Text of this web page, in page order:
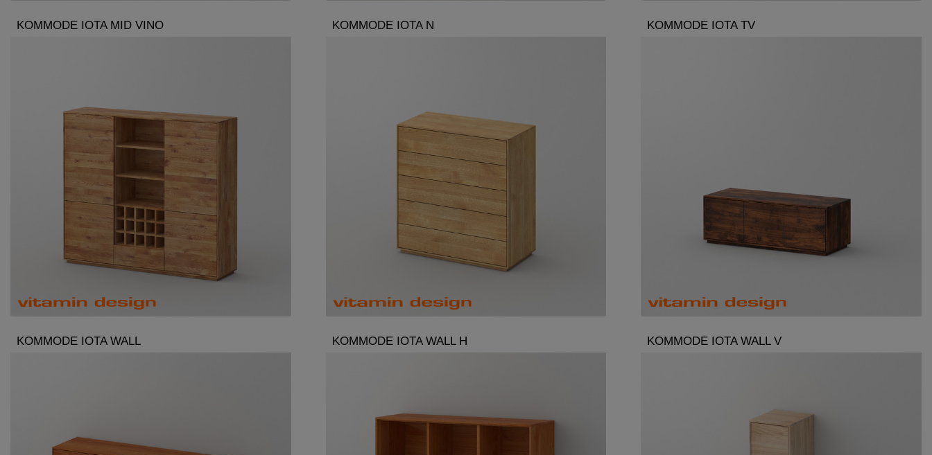
KOMMODE IOTA MID VINO KOMMODE IOTA N KOMMODE IOTA TV
KOMMODE IOTA WALL KOMMODE IOTA WALL H KOMMODE IOTA WALL V